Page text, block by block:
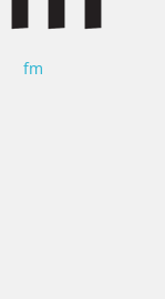
fm